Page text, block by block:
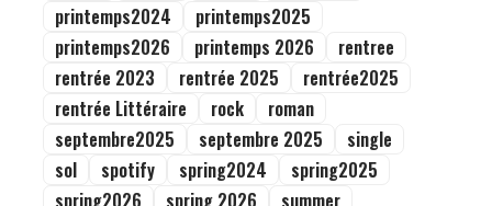
printemps2024
printemps2025
printemps2026
printemps 2026
rentree
rentrée 2023
rentrée 2025
rentrée2025
rentrée Littéraire
rock
roman
septembre2025
septembre 2025
single
sol
spotify spring2024
spring2025
spring2026
spring 2026
summer